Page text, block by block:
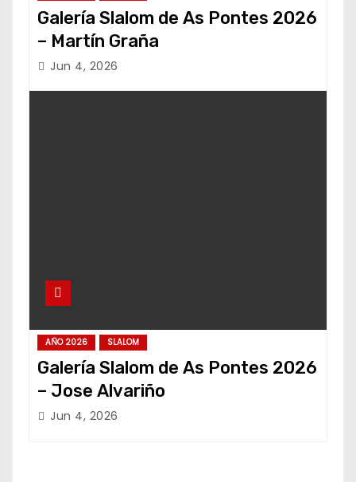
Galería Slalom de As Pontes 2026
– Martín Graña
Jun 4, 2026
AÑO 2026 SLALOM
Galería Slalom de As Pontes 2026
– Jose Alvariño
Jun 4, 2026